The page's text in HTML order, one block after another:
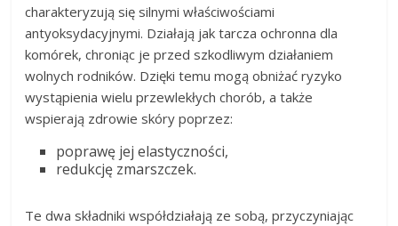
charakteryzują się silnymi właściwościami
antyoksydacyjnymi. Działają jak tarcza ochronna dla
komórek, chroniąc je przed szkodliwym działaniem
wolnych rodników. Dzięki temu mogą obniżać ryzyko
wystąpienia wielu przewlekłych chorób, a także
wspierają zdrowie skóry poprzez:
poprawę jej elastyczności,
redukcję zmarszczek.
Te dwa składniki współdziałają ze sobą, przyczyniając